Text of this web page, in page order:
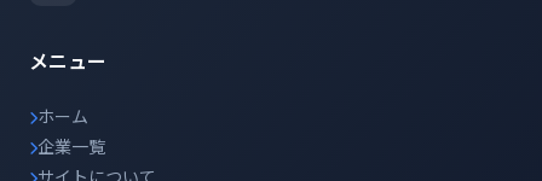
メニュー
ホーム
企業一覧